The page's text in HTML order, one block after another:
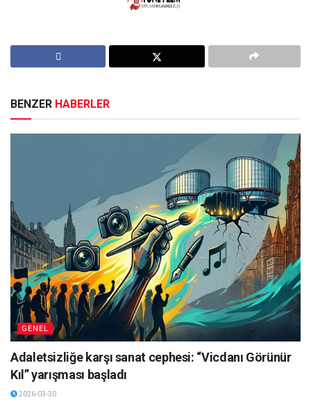
BENZER HABERLER
GENEL
Adaletsizliğe karşı sanat cephesi: “Vicdanı Görünür
Kıl” yarışması başladı
2026-03-30